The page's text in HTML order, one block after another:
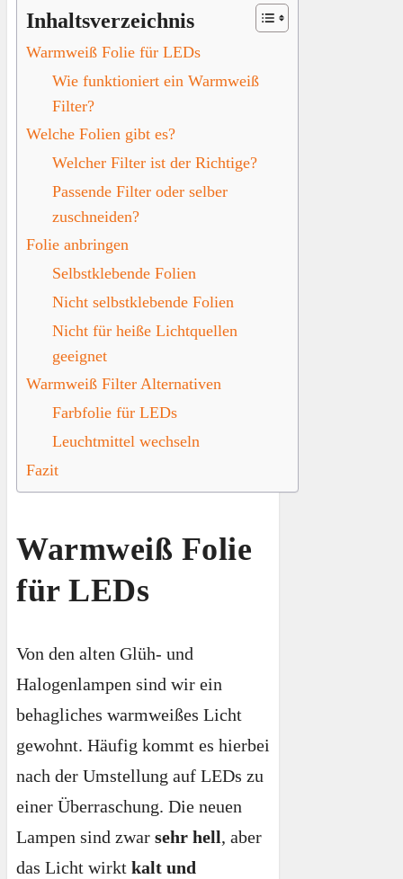
Inhaltsverzeichnis
Warmweiß Folie für LEDs
Wie funktioniert ein Warmweiß
Filter?
Welche Folien gibt es?
Welcher Filter ist der Richtige?
Passende Filter oder selber
zuschneiden?
Folie anbringen
Selbstklebende Folien
Nicht selbstklebende Folien
Nicht für heiße Lichtquellen
geeignet
Warmweiß Filter Alternativen
Farbfolie für LEDs
Leuchtmittel wechseln
Fazit
Warmweiß Folie
für LEDs
Von den alten Glüh- und
Halogenlampen sind wir ein
behagliches warmweißes Licht
gewohnt. Häufig kommt es hierbei
nach der Umstellung auf LEDs zu
einer Überraschung. Die neuen
Lampen sind zwar sehr hell, aber
das Licht wirkt kalt und